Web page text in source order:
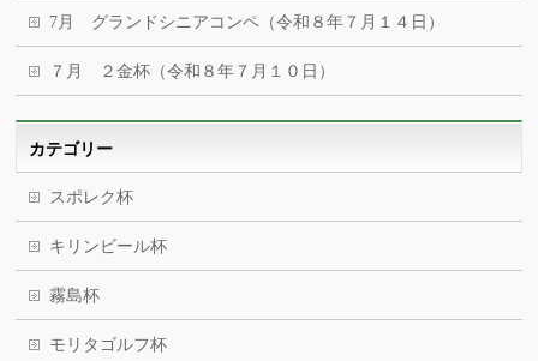
7月 グランドシニアコンペ（令和８年７月１４日）
７月 ２金杯（令和８年７月１０日）
カテゴリー
スポレク杯
キリンビール杯
霧島杯
モリタゴルフ杯